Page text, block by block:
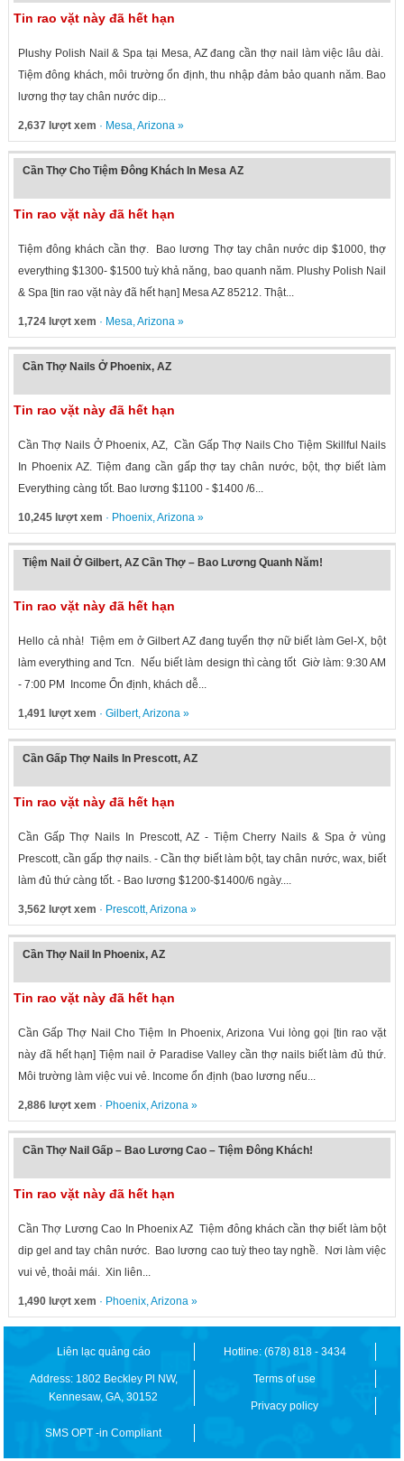
Tin rao vặt này đã hết hạn
Plushy Polish Nail & Spa tại Mesa, AZ đang cần thợ nail làm việc lâu dài.
Tiệm đông khách, môi trường ổn định, thu nhập đảm bảo quanh năm. Bao
lương thợ tay chân nước dip...
2,637 lượt xem · Mesa,Arizona»
Cần Thợ Cho Tiệm Đông Khách In Mesa AZ
Tin rao vặt này đã hết hạn
Tiệm đông khách cần thợ. Bao lương Thợ tay chân nước dip $1000, thợ
everything $1300- $1500 tuỳ khả năng, bao quanh năm. Plushy Polish Nail
& Spa [tin rao vặt này đã hết hạn] Mesa AZ 85212. Thật...
1,724 lượt xem · Mesa,Arizona»
Cần Thợ Nails Ở Phoenix, AZ
Tin rao vặt này đã hết hạn
Cần Thợ Nails Ở Phoenix, AZ, Cần Gấp Thợ Nails Cho Tiệm Skillful Nails
In Phoenix AZ. Tiệm đang cần gấp thợ tay chân nước, bột, thợ biết làm
Everything càng tốt. Bao lương $1100 - $1400 /6...
10,245 lượt xem · Phoenix,Arizona»
Tiệm Nail Ở Gilbert, AZ Cần Thợ – Bao Lương Quanh Năm!
Tin rao vặt này đã hết hạn
Hello cả nhà! Tiệm em ở Gilbert AZ đang tuyển thợ nữ biết làm Gel-X, bột
làm everything and Tcn. Nếu biết làm design thì càng tốt Giờ làm: 9:30 AM
- 7:00 PM Income Ổn định, khách dễ...
1,491 lượt xem · Gilbert,Arizona»
Cần Gấp Thợ Nails In Prescott, AZ
Tin rao vặt này đã hết hạn
Cần Gấp Thợ Nails In Prescott, AZ - Tiệm Cherry Nails & Spa ở vùng
Prescott, cần gấp thợ nails. - Cần thợ biết làm bột, tay chân nước, wax, biết
làm đủ thứ càng tốt. - Bao lương $1200-$1400/6 ngày....
3,562 lượt xem · Prescott,Arizona»
Cần Thợ Nail In Phoenix, AZ
Tin rao vặt này đã hết hạn
Cần Gấp Thợ Nail Cho Tiệm In Phoenix, Arizona Vui lòng gọi [tin rao vặt
này đã hết hạn] Tiệm nail ở Paradise Valley cần thợ nails biết làm đủ thứ.
Môi trường làm việc vui vẻ. Income ổn định (bao lương nếu...
2,886 lượt xem · Phoenix,Arizona»
Cần Thợ Nail Gấp – Bao Lương Cao – Tiệm Đông Khách!
Tin rao vặt này đã hết hạn
Cần Thợ Lương Cao In Phoenix AZ Tiệm đông khách cần thợ biết làm bột
dip gel and tay chân nước. Bao lương cao tuỳ theo tay nghề. Nơi làm việc
vui vẻ, thoải mái. Xin liên...
1,490 lượt xem · Phoenix,Arizona»
Liên lạc quảng cáo Hotline: (678) 818 - 3434
Address: 1802 Beckley Pl NW,
Kennesaw, GA, 30152
Terms of use
Privacy policy
SMS OPT -in Compliant